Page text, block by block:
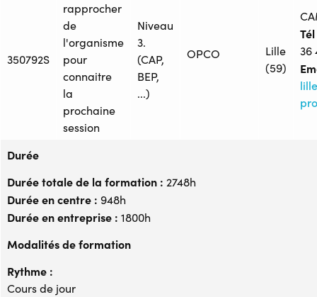
350792S
rapprocher
de
l'organisme
pour
connaitre
la
prochaine
session
Niveau
3.
(CAP,
BEP,
...)
OPCO
Lille
(59)
36
Durée
Durée totale de la formation : 2748h
Durée en centre : 948h
Durée en entreprise : 1800h
Modalités de formation
Rythme :
Cours de jour